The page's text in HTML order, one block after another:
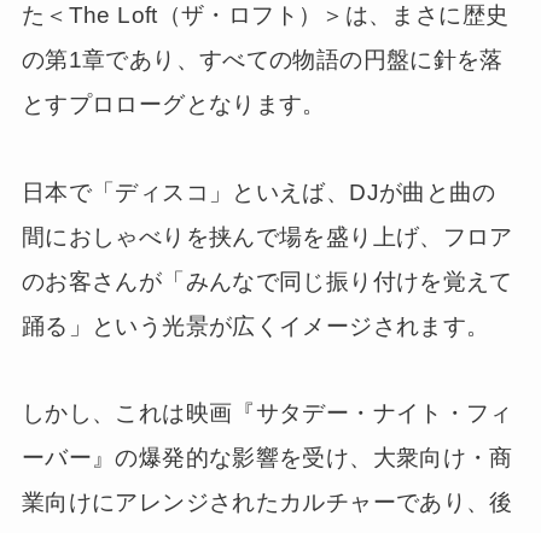
た＜The Loft（ザ・ロフト）＞は、まさに歴史
の第1章であり、すべての物語の円盤に針を落
とすプロローグとなります。
日本で「ディスコ」といえば、DJが曲と曲の
間におしゃべりを挟んで場を盛り上げ、フロア
のお客さんが「みんなで同じ振り付けを覚えて
踊る」という光景が広くイメージされます。
しかし、これは映画『サタデー・ナイト・フィ
ーバー』の爆発的な影響を受け、大衆向け・商
業向けにアレンジされたカルチャーであり、後